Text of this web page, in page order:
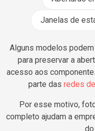
Janelas de
Alguns modelos
para preservar a
acesso aos
parte das redes
Por esse motivo,
completo ajudam a